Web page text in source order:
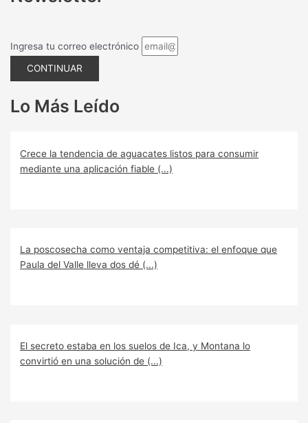
Ingresa tu correo electrónico
CONTINUAR
Lo Más Leído
Crece la tendencia de aguacates listos para consumir
mediante una aplicación fiable (...)
La poscosecha como ventaja competitiva: el enfoque que
Paula del Valle lleva dos dé (...)
El secreto estaba en los suelos de Ica, y Montana lo
convirtió en una solución de (...)